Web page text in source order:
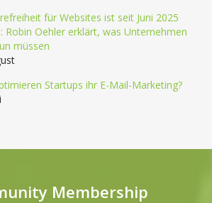
für Websites ist seit Juni 2025
Robin Oehler erklärt, was Unternehmen
müssen
Startups ihr E-Mail-Marketing?
Membership